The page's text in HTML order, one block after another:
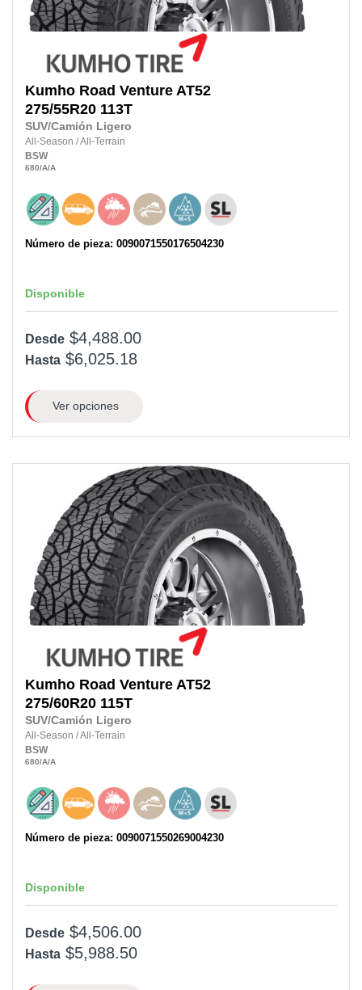
Kumho Road Venture AT52
275/55R20 113T
SUV/Camión Ligero
All-Season /All-Terrain
BSW
680/A/A
Número de pieza: 0090071550176504230
Disponible
Desde $4,488.00
Hasta $6,025.18
Ver opciones
Kumho Road Venture AT52
275/60R20 115T
SUV/Camión Ligero
All-Season /All-Terrain
BSW
680/A/A
Número de pieza: 0090071550269004230
Disponible
Desde $4,506.00
Hasta $5,988.50